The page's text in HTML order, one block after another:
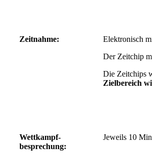
Zeitnahme:
Elektronisch
Der Zeitchip
Die Zeitchips
Zielbereich
Wettkampf-
besprechung:
Jeweils 10